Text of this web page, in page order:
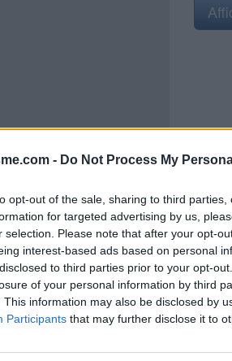
- Do Not Process My
opt-out of the sale, sharing to third
for targeted advertising by us,
selection. Please note that after your opt-
interest-based ads based on personal
to third parties prior to your opt-
of your personal information by third
This information may also be disclosed by
Participants that may further disclose it to
la Mairie. Sur la D21 en
avec la D71 en provenance
les ''WC publics'' (visible
sens c'est 460 mètres
à gauche dans la cour de
un samedi matin). Se diriger
service, la première porte à
lavabo est peu profond.